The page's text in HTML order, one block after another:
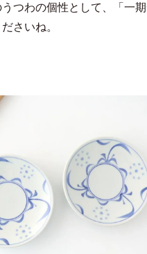
つわの個性として、「一
さいね。